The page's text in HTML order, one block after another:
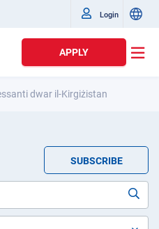
Login
APPLY
dwar il-Kirgiżistan
SUBSCRIBE